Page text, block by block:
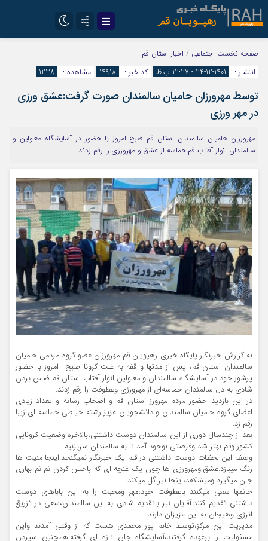
تلگرام
ایتا
صفحه نخست اجتماعی / اخبار استان قم
انتشار :
1401-12-24 - 12:27 ب.ظ کد خبر : 14918 مشاهده : 1238
توسط مهرورزان حامیان سالمندان صورت گرفت:عشق ورزی
در مهر ورزی
مهرورزان حامیان سالمندان استان قم صبح امروز با حضور در آسایشگاه معلولین و
سالمندان انوار آفتاب قم،حماسه از عشق و مهرورزی را رقم زدند.
به گزارش خبرنگار پایگاه خبری رهپویان قم مهرورزان عضو گروه مردمی حامیان
سالمندان استان قم، پس از مدتها و قفه به علت کرونا صبح امروز با حضور
پرشور خود در آسایشگاه سالمندان و معلولین انوار آفتاب استان قم ضمن بردن
شادی به دل سالمندان حماسه‌ای از مهرورزی وعطوفت را رقم زدند.
در این بازدید حضور مردم مهرورز استان قم و اصحاب رسانه و تعداد زیادی
اعضای گروه حامیان سالمندان و دانشجویان عزیز رشته خیاطی حماسه ای زیبا
رقم زد.
بعد از چندسال دوری از این سالمندان دوست داشتنی،بالاخره وضعیت کرونایی
کشور وقم بهتر شد وفرصتی بوجود آمد تا به سالمندان سربزنیم.
وصف این لحظات دوست داشتنی در قلم یک خبرنگار نمیگنجد.اینجا منیت ها
رنگ میبازد.عشق ومهرورزی ها چون یک غنچه ای که باحس کردن نم نم بهاری
جان میگیرد ومیشکفد،اینجا نیز گل میکند.
خانمها سعی میکنند باعطوفت خود،مهر ومحبت را به این باباهای دوست
داشتنی تقدیم کنند.آقایان نیز باتقدیم شادی به این سالمندان،سعی در تزریق
انرژی وهیجان به این عزیزان دارند.
مدیریت این مرکز،توسط خانم پور محمدی هست که از وقتی آمدند واین
مسئولیت را برعهده گرفتند،آسایشگاه جان تازه ای گرفته.همچنین سپردن